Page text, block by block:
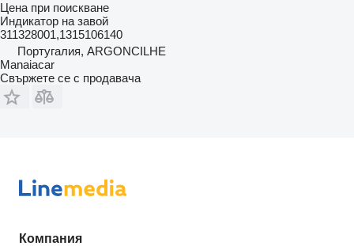
Цена при поискване
Индикатор на завой
311328001,1315106140
Португалия, ARGONCILHE
Manaiacar
Свържете се с продавача
Компания